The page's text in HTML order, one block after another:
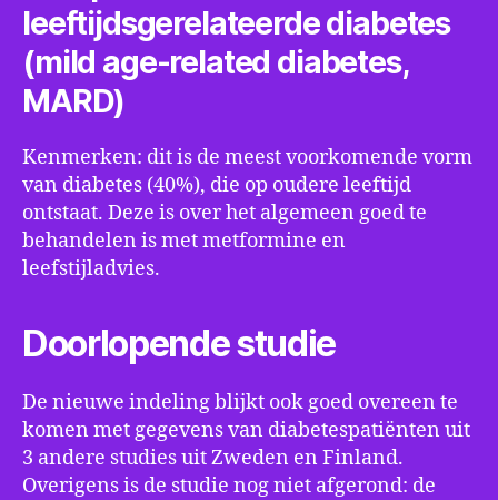
leeftijdsgerelateerde diabetes
(mild age-related diabetes,
MARD)
Kenmerken: dit is de meest voorkomende vorm
van diabetes (40%), die op oudere leeftijd
ontstaat. Deze is over het algemeen goed te
behandelen is met metformine en
leefstijladvies.
Doorlopende studie
De nieuwe indeling blijkt ook goed overeen te
komen met gegevens van diabetespatiënten uit
3 andere studies uit Zweden en Finland.
Overigens is de studie nog niet afgerond: de